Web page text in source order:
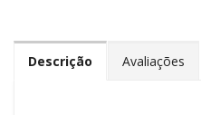
Descrição Avaliações